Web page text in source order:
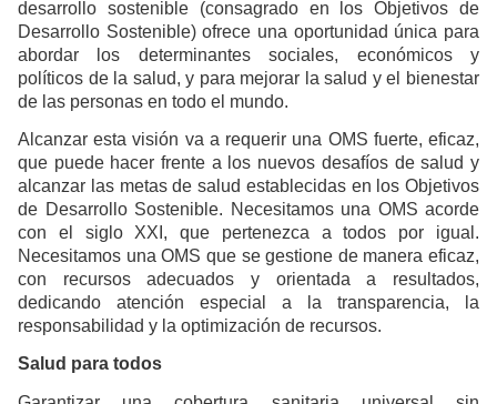
desarrollo sostenible (consagrado en los Objetivos de
Desarrollo Sostenible) ofrece una oportunidad única para
abordar los determinantes sociales, económicos y
políticos de la salud, y para mejorar la salud y el bienestar
de las personas en todo el mundo.
Alcanzar esta visión va a requerir una OMS fuerte, eficaz,
que puede hacer frente a los nuevos desafíos de salud y
alcanzar las metas de salud establecidas en los Objetivos
de Desarrollo Sostenible. Necesitamos una OMS acorde
con el siglo XXI, que pertenezca a todos por igual.
Necesitamos una OMS que se gestione de manera eficaz,
con recursos adecuados y orientada a resultados,
dedicando atención especial a la transparencia, la
responsabilidad y la optimización de recursos.
Salud para todos